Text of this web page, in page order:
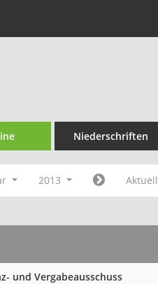
Niederschriften
2013 Aktuell
und Vergabeausschuss